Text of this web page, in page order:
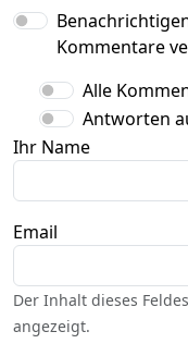
Kommentare
Alle
Antworten
Ihr Name
Email
Der Inhalt dieses
angezeigt.